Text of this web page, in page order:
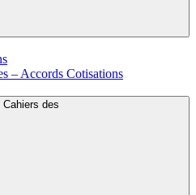
– Accords Cotisations
Cahiers des